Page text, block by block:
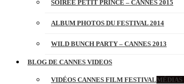
SOIRÉE PETIT PRINCE – CANNES 2015
ALBUM PHOTOS DU FESTIVAL 2014
WILD BUNCH PARTY – CANNES 2013
BLOG DE CANNES VIDEOS
VIDÉOS CANNES FILM FESTIVALMÉDIAS